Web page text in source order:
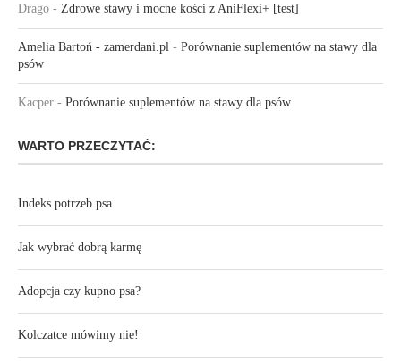
Drago - Zdrowe stawy i mocne kości z AniFlexi+ [test]
Amelia Bartoń - zamerdani.pl - Porównanie suplementów na stawy dla
psów
Kacper - Porównanie suplementów na stawy dla psów
WARTO PRZECZYTAĆ:
Indeks potrzeb psa
Jak wybrać dobrą karmę
Adopcja czy kupno psa?
Kolczatce mówimy nie!